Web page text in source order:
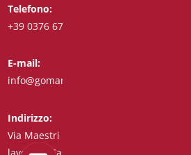
Telefono:
+39 0376 671780
E-mail:
info@goman.it
Indirizzo:
Via Maestri del